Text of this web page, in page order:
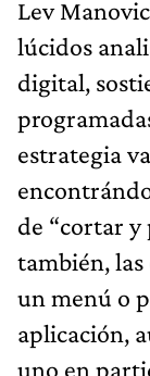
Lev
lúcidos
digital,
estrategia
de “cortar y
también, las
un menú o
aplicación,
uno en